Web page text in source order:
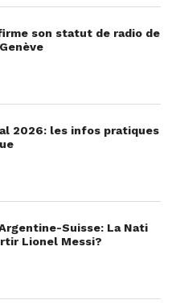
son statut de radio de
2026: les infos pratiques
Suisse: La Nati
Lionel Messi?